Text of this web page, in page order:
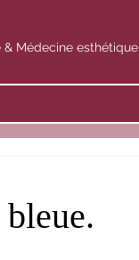
& Médecine esthétique